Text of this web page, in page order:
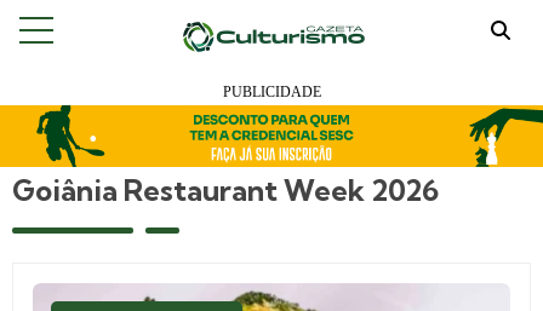
Goiânia Restaurant Week 2026